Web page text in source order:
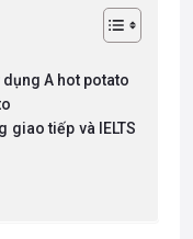
A hot potato
giao tiếp và IELTS